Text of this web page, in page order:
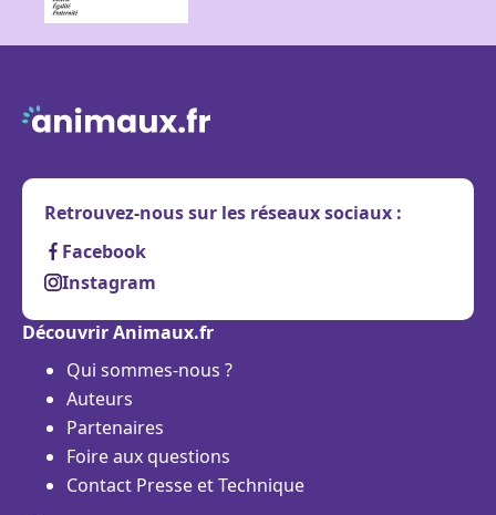
Retrouvez-nous sur les réseaux sociaux :
Facebook
Instagram
Découvrir Animaux.fr
Qui sommes-nous ?
Auteurs
Partenaires
Foire aux questions
Contact Presse et Technique